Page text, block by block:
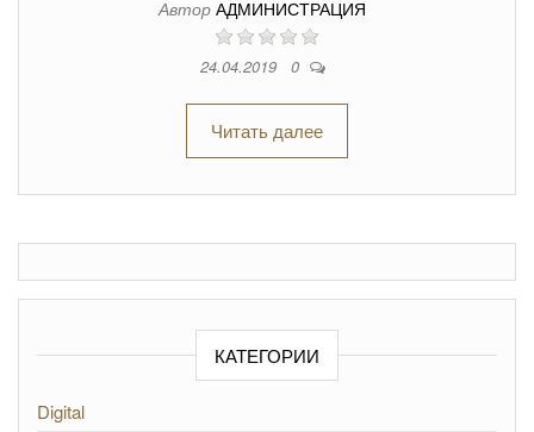
Автор АДМИНИСТРАЦИЯ
24.04.2019 0
Читать далее
КАТЕГОРИИ
Digital